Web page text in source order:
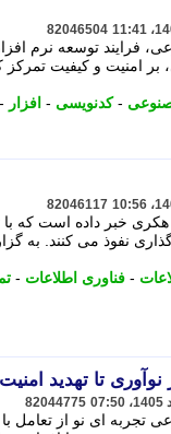
82046504
فرایند توسعه نرم
و کیفیت تمرکز
-کدنویسی - افزار -
82046117
خبر داده است که با
نفوذ می کنند. به
- فناوری اطلاعات -
نوآوری تا تهدید
82044775
ای نو از تعامل با